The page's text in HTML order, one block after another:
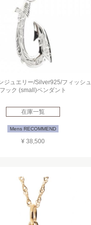
ジュエリー/Silver925/フィッシュ
フック (small)ペンダント
在庫一覧
Mens RECOMMEND
¥ 38,500